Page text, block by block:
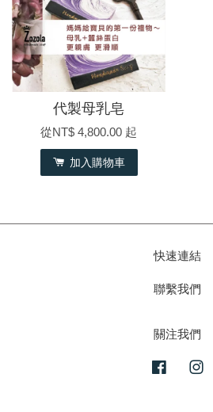
代製母乳皂
從NT$ 4,800.00 起
加入購物車
快速連結
聯繫我們
關注我們
Facebook